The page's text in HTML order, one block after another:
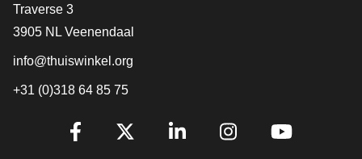
[_General:Contact]
Traverse 3
3905 NL Veenendaal
info@thuiswinkel.org
+31 (0)318 64 85 75
[_General:SocialMediaTitle]